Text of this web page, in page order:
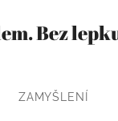
Bez
ZAMYŠLENÍ